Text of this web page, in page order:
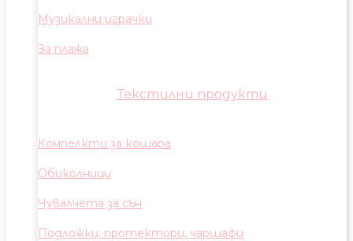
Музикални играчки
За плажа
Текстилни продукти
Компелкти за кошара
Обиколници
Чувалчета за сън
Подложки, протектори, чаршафи